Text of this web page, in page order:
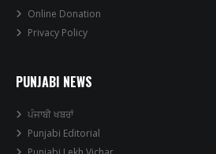
Online Donation
Privacy Policy
PUNJABI NEWS
ਪੰਜਾਬੀ ਖਬਰਾਂ
Punjabi Editorial